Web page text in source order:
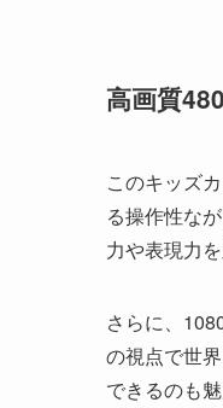
高画質
このキッズ
る操作性な
力や表現力
さらに、
の視点で世
できるのも魅